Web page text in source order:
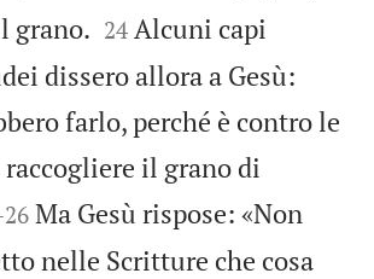
grano. 

24 Alcuni capi
dissero allora a Gesù:
farlo, perché è contro le
il grano di
26 Ma Gesù rispose: «Non
nelle Scritture che cosa